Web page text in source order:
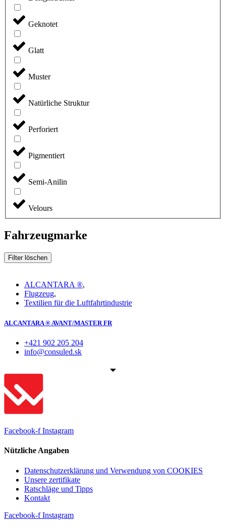
Geknotet
Glatt
Muster
Natürliche Struktur
Perforiert
Pigmentiert
Semi-Anilin
Velours
Fahrzeugmarke
Filter löschen
ALCANTARA ®,
Flugzeug,
Textilien für die Luftfahrtindustrie
ALCANTARA ® AVANT/MASTER FR
+421 902 205 204
info@consuled.sk
Facebook-f Instagram
Nützliche Angaben
Datenschutzerklärung und Verwendung von COOKIES
Unsere zertifikate
Ratschläge und Tipps
Kontakt
Facebook-f Instagram